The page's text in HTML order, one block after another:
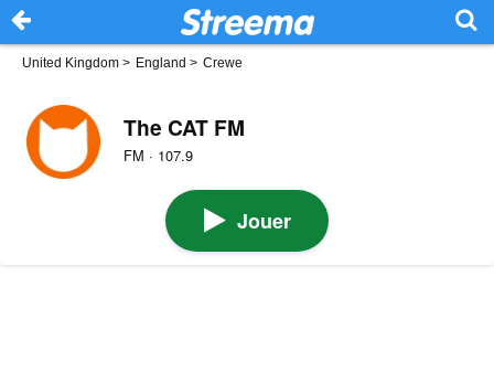
United Kingdom > England > Crewe
The CAT FM
FM · 107.9
Jouer